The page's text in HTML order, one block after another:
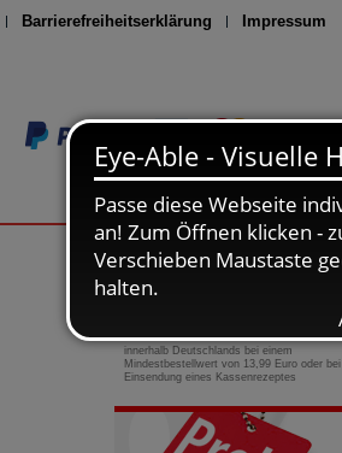
Barrierefreiheitserklärung Impressum
Seite drucken
0800-10 11 422
gebührenfreie Rufnummer
innerhalb Deutschlands bei einem
Mindestbestellwert von 13,99 Euro oder bei
Einsendung eines Kassenrezeptes